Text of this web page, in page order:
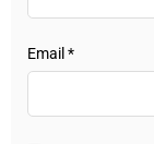
Email *